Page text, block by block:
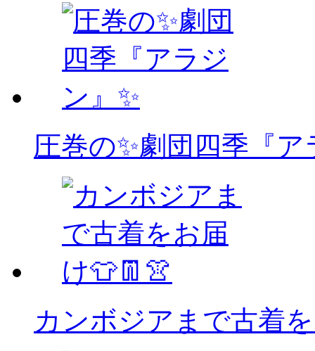
圧巻の✨劇団四季『ア
カンボジアまで古着